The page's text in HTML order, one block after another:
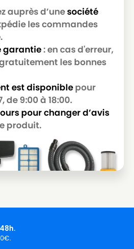
auprès d’unesociété
les commandes
garantie: en cas d'erreur,
les bonnes
est disponible pour
de 9:00 à 18:00.
pour changer d’avis
produit.